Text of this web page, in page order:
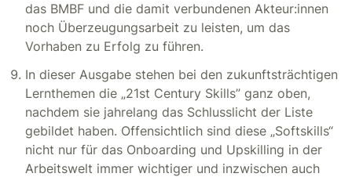
das BMBF und die damit verbundenen Akteur:innen
noch Überzeugungsarbeit zu leisten, um das
Vorhaben zu Erfolg zu führen.
In dieser Ausgabe stehen bei den zukunftsträchtigen
Lernthemen die „21st Century Skills” ganz oben,
nachdem sie jahrelang das Schlusslicht der Liste
gebildet haben. Offensichtlich sind diese „Softskills“
nicht nur für das Onboarding und Upskilling in der
Arbeitswelt immer wichtiger und inzwischen auch